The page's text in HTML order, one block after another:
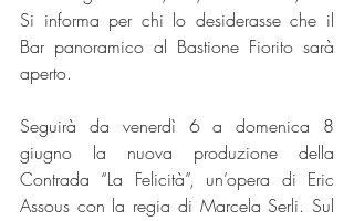
Si informa per chi lo desiderasse che il
Bar panoramico al Bastione Fiorito sarà
aperto.
Seguirà da venerdì 6 a domenica 8
giugno la nuova produzione della
Contrada “La Felicità”, un’opera di Eric
Assous con la regia di Marcela Serli. Sul